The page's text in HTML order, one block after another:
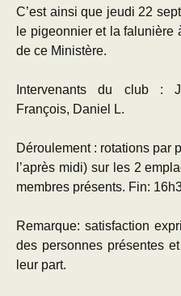
C’est ainsi que jeudi 22
le pigeonnier et la falunière
de ce Ministère.
Intervenants du club :
François, Daniel L.
Déroulement : rotations par
l’après midi) sur les 2
membres présents. Fin:
Remarque: satisfaction
des personnes présentes
leur part.